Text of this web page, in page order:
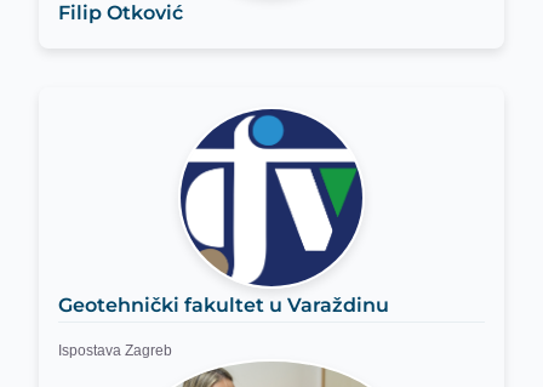
Filip Otković
Geotehnički fakultet u Varaždinu
Ispostava Zagreb